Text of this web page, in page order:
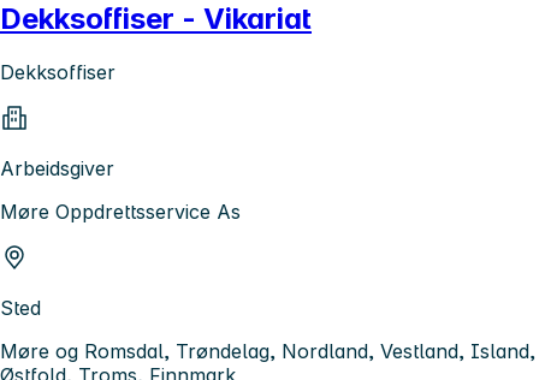
Dekksoffiser - Vikariat
Dekksoffiser
Arbeidsgiver
Møre Oppdrettsservice As
Sted
Møre og Romsdal, Trøndelag, Nordland, Vestland, Island,